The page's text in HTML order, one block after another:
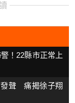
！22縣市正常上
發聲 痛揭徐子翔